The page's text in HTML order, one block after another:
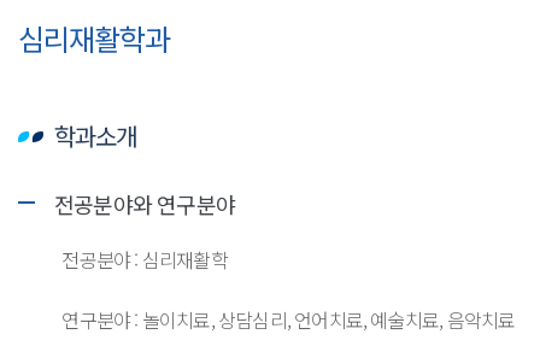
심리재활학과
학과소개
전공분야와 연구분야
전공분야 : 심리재활학
연구분야 : 놀이치료, 상담심리, 언어치료, 예술치료, 음악치료